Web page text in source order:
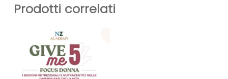
Prodotti correlati